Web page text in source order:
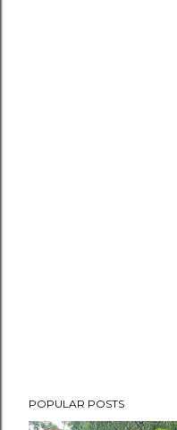
POPULAR POSTS